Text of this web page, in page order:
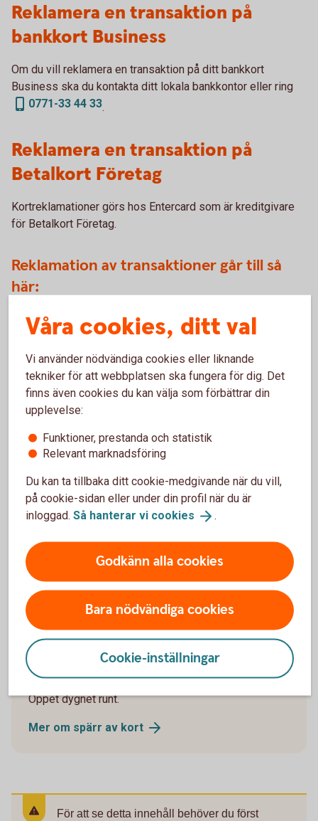
Reklamera en transaktion på
bankkort Business
Om du vill reklamera en transaktion på ditt bankkort
Business ska du kontakta ditt lokala bankkontor eller ring
0771-33 44 33.
Reklamera en transaktion på
Betalkort Företag
Kortreklamationer görs hos Entercard som är kreditgivare
för Betalkort Företag.
Reklamation av transaktioner går till så
här:
Välj den blankett som bäst beskriver anledningen till
reklamationen(entercard.se)
Skriv ut blanketten och signera
Skicka inskannad blankett till
business.fraud@entercard.
Entercard Group AB Kreditservice Företag 105 34
Spärra ditt kort
Spärra ditt kort från utlandet
Ring och spärra ditt kort från utlandet på +46
8-411 10 11
Öppet dygnet runt.
Mer om spärr av kort
För att se detta innehåll behöver du först
Våra cookies, ditt val
Vi använder nödvändiga cookies eller liknande
tekniker för att webbplatsen ska fungera för dig. Det
finns även cookies du kan välja som förbättrar din
upplevelse:
Funktioner, prestanda och statistik
Relevant marknadsföring
Du kan ta tillbaka ditt cookie-medgivande när du vill,
på cookie-sidan eller under din profil när du är
inloggad. Så hanterar vi cookies .
Godkänn alla cookies
Bara nödvändiga cookies
Cookie-inställningar